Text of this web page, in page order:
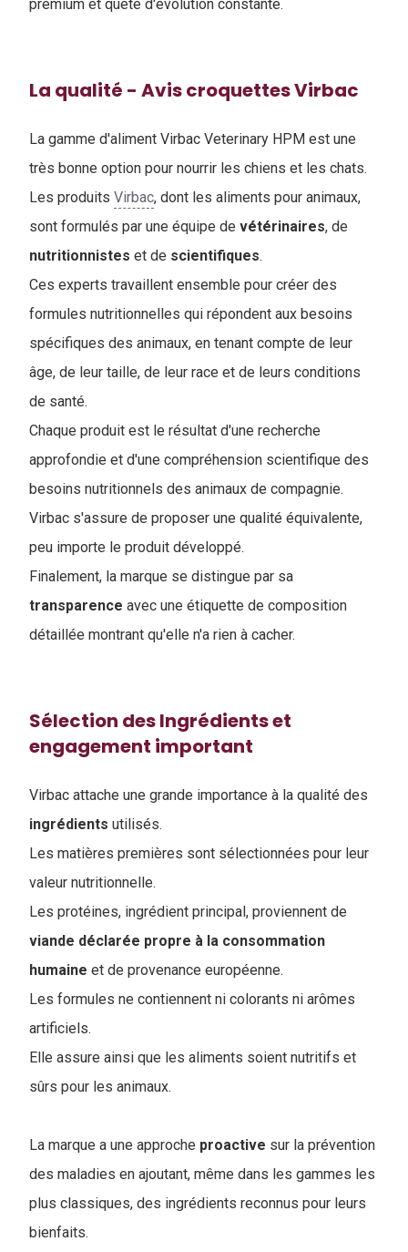
premium et quête d'évolution constante.
La qualité - Avis croquettes Virbac
La gamme d'aliment Virbac Veterinary HPM est une
très bonne option pour nourrir les chiens et les chats.
Les produits Virbac, dont les aliments pour animaux,
sont formulés par une équipe de vétérinaires, de
nutritionnistes et de scientifiques.
Ces experts travaillent ensemble pour créer des
formules nutritionnelles qui répondent aux besoins
spécifiques des animaux, en tenant compte de leur
âge, de leur taille, de leur race et de leurs conditions
de santé.
Chaque produit est le résultat d'une recherche
approfondie et d'une compréhension scientifique des
besoins nutritionnels des animaux de compagnie.
Virbac s'assure de proposer une qualité équivalente,
peu importe le produit développé.
Finalement, la marque se distingue par sa
transparence avec une étiquette de composition
détaillée montrant qu'elle n'a rien à cacher.
Sélection des Ingrédients et
engagement important
Virbac attache une grande importance à la qualité des
ingrédients utilisés.
Les matières premières sont sélectionnées pour leur
valeur nutritionnelle.
Les protéines, ingrédient principal, proviennent de
viande déclarée propre à la consommation
humaine et de provenance européenne.
Les formules ne contiennent ni colorants ni arômes
artificiels.
Elle assure ainsi que les aliments soient nutritifs et
sûrs pour les animaux.
La marque a une approche proactive sur la prévention
des maladies en ajoutant, même dans les gammes les
plus classiques, des ingrédients reconnus pour leurs
bienfaits.